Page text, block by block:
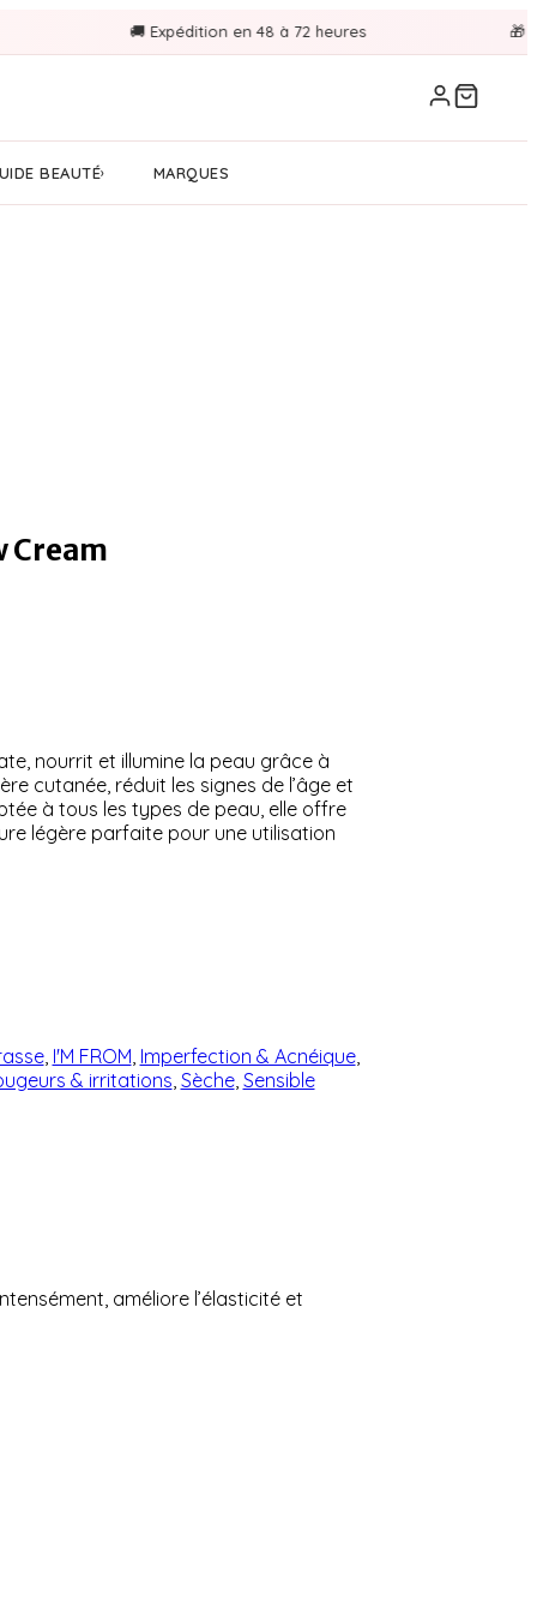
🚚 Expédition en 48 à 72 heures 🎁 Miroir
BEAUTÉ› MARQUES
Cream
nourrit et illumine la peau grâce à
cutanée, réduit les signes de l’âge et
à tous les types de peau, elle offre
légère parfaite pour une utilisation
, I'M FROM Imperfection & Acnéique,
& irritations Sèche, Sensible
améliore l’élasticité et